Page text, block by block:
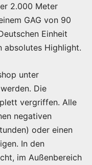
2.000 Meter
GAG von 90
Einheit
absolutes Highlight.
unter
Die
vergriffen. Alle
negativen
oder einen
In den
im Außenbereich